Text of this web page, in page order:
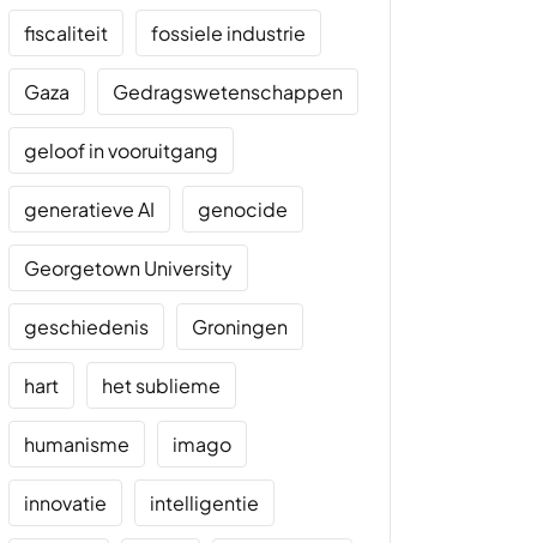
fiscaliteit fossiele industrie
Gaza Gedragswetenschappen
geloof in vooruitgang
generatieve AI genocide
Georgetown University
geschiedenis Groningen
hart het sublieme
humanisme imago
innovatie intelligentie